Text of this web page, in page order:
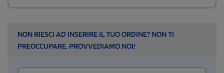
NON RIESCI AD INSERIRE IL TUO ORDINE? NON TI
PREOCCUPARE, PROVVEDIAMO NOI!